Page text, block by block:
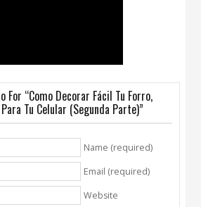
For “Como Decorar Fácil Tu Forro,
Tu Celular (Segunda Parte)”
Name (required)
Email (required)
Website